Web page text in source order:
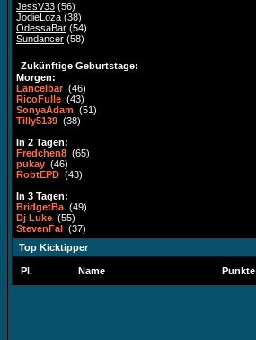
JessV33 (56)
JodieLoza (38)
OdessaBar (54)
Sundancer (58)
Zukünftige Geburtstage:
Morgen:
LanceIbar(46)
RicoFulle (43)
SonyaAdam (51)
Tilly5139 (38)
In 2 Tagen:
Fredchen8 (65)
pukay (46)
RobtEPD (43)
In 3 Tagen:
BridgetBa (49)
Dj Luke (55)
StevenFal (37)
Top Kicktipper
Pl. Name Punkte